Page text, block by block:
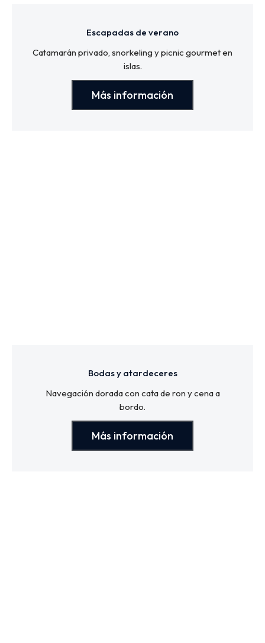
Escapadas de verano
Catamarán privado, snorkeling y picnic gourmet en
islas.
Más información
Bodas y atardeceres
Navegación dorada con cata de ron y cena a
bordo.
Más información